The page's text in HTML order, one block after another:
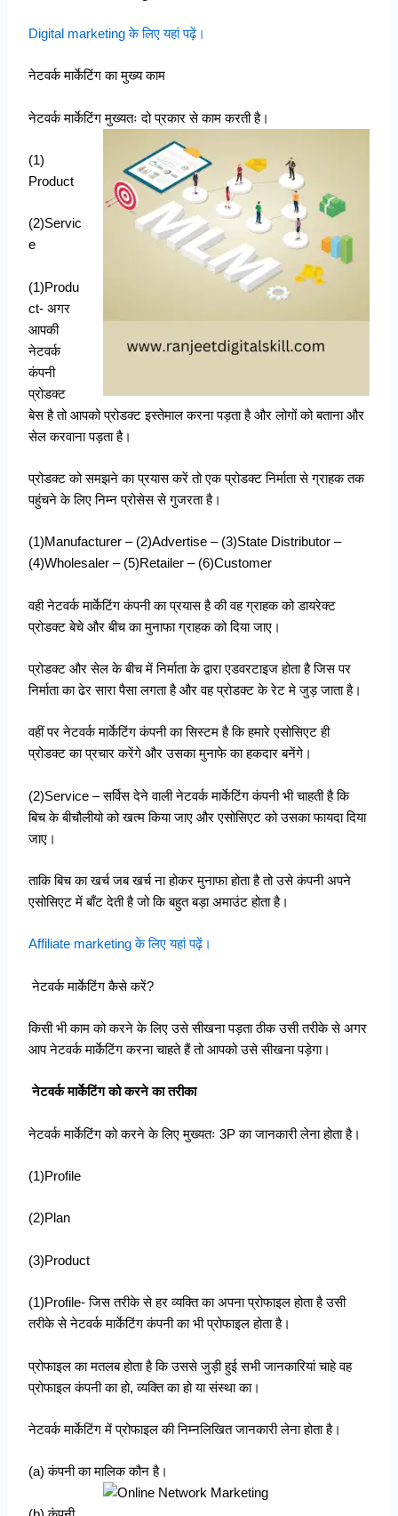
Digital marketing के लिए यहां पढ़ें।
नेटवर्क मार्केटिंग का मुख्य काम
नेटवर्क मार्केटिंग मुख्यतः दो प्रकार से काम करती है।
(1)
Product
(2)Servic
e
(1)Produ
ct- अगर
आपकी
नेटवर्क
कंपनी
प्रोडक्ट
बेस है तो आपको प्रोडक्ट इस्तेमाल करना पड़ता है और लोगों को बताना और
सेल करवाना पड़ता है।
प्रोडक्ट को समझने का प्रयास करें तो एक प्रोडक्ट निर्माता से ग्राहक तक
पहुंचने के लिए निम्न प्रोसेस से गुजरता है।
(1)Manufacturer – (2)Advertise – (3)State Distributor –
(4)Wholesaler – (5)Retailer – (6)Customer
वही नेटवर्क मार्केटिंग कंपनी का प्रयास है की वह ग्राहक को डायरेक्ट
प्रोडक्ट बेचे और बीच का मुनाफा ग्राहक को दिया जाए।
प्रोडक्ट और सेल के बीच में निर्माता के द्वारा एडवरटाइज होता है जिस पर
निर्माता का ढेर सारा पैसा लगता है और वह प्रोडक्ट के रेट मे जुड़ जाता है।
वहीं पर नेटवर्क मार्केटिंग कंपनी का सिस्टम है कि हमारे एसोसिएट ही
प्रोडक्ट का प्रचार करेंगे और उसका मुनाफे का हकदार बनेंगे।
(2)Service – सर्विस देने वाली नेटवर्क मार्केटिंग कंपनी भी चाहती है कि
बिच के बीचौलीयो को खत्म किया जाए और एसोसिएट को उसका फायदा दिया
जाए।
ताकि बिच का खर्च जब खर्च ना होकर मुनाफा होता है तो उसे कंपनी अपने
एसोसिएट में बाँट देती है जो कि बहुत बड़ा अमाउंट होता है।
Affiliate marketing के लिए यहां पढ़ें।
नेटवर्क मार्केटिंग कैसे करें?
किसी भी काम को करने के लिए उसे सीखना पड़ता ठीक उसी तरीके से अगर
आप नेटवर्क मार्केटिंग करना चाहते हैं तो आपको उसे सीखना पड़ेगा।
नेटवर्क मार्केटिंग को करने का तरीका
नेटवर्क मार्केटिंग को करने के लिए मुख्यतः 3P का जानकारी लेना होता है।
(1)Profile
(2)Plan
(3)Product
(1)Profile- जिस तरीके से हर व्यक्ति का अपना प्रोफाइल होता है उसी
तरीके से नेटवर्क मार्केटिंग कंपनी का भी प्रोफाइल होता है।
प्रोफाइल का मतलब होता है कि उससे जुड़ी हुई सभी जानकारियां चाहे वह
प्रोफाइल कंपनी का हो, व्यक्ति का हो या संस्था का।
नेटवर्क मार्केटिंग में प्रोफाइल की निम्नलिखित जानकारी लेना होता है।
(a) कंपनी का मालिक कौन है।